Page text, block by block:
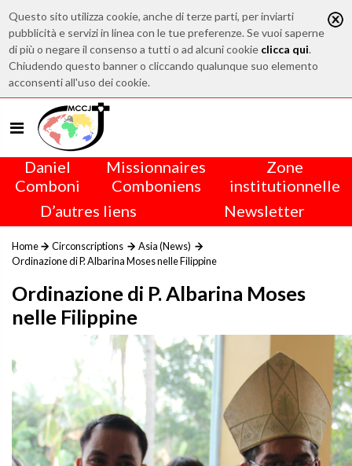
Questo sito utilizza cookie, anche di terze parti, per inviarti
pubblicità e servizi in linea con le tue preferenze. Se vuoi saperne
di più o negare il consenso a tutti o ad alcuni cookie clicca qui.
Chiudendo questo banner o cliccando qualunque suo elemento
acconsenti all'uso dei cookie.
Daniel
Comboni
Missionnaires
Comboniens
Zone
institutionnelle
D’autres liens
Newsletter
Home Circonscriptions
Asia (News)
Ordinazione di P. Albarina Moses nelle Filippine
Ordinazione di P. Albarina Moses
nelle Filippine